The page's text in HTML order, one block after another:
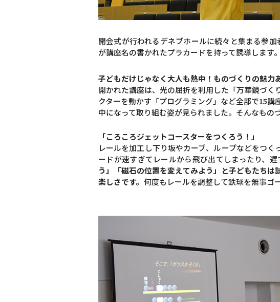
開会式が行われるデネブホールに続々と集まる参加
が講座名の書かれたプラカードを持って誘導します。
子どもだけじゃなく大人も熱中！ものづくりの魅力
開かれた講座は、光の屈折を利用した「万華鏡づ
クターを動かす「プログラミング」など全部で15
中になって取り組む姿が見られました。そんなもの
「ころころジェットコースターをつくろう！」
レールを加工し下り坂やカーブ、ループなどをつ
ードが速すぎてレールから飛び出てしまったり、
う」「磁石の位置を変えてみよう」と子どもたち
楽しさです。 何度もレールを調整して鉄球を無事ゴ